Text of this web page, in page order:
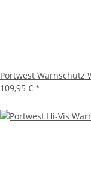
Portwest Warnschutz
109,95 € *